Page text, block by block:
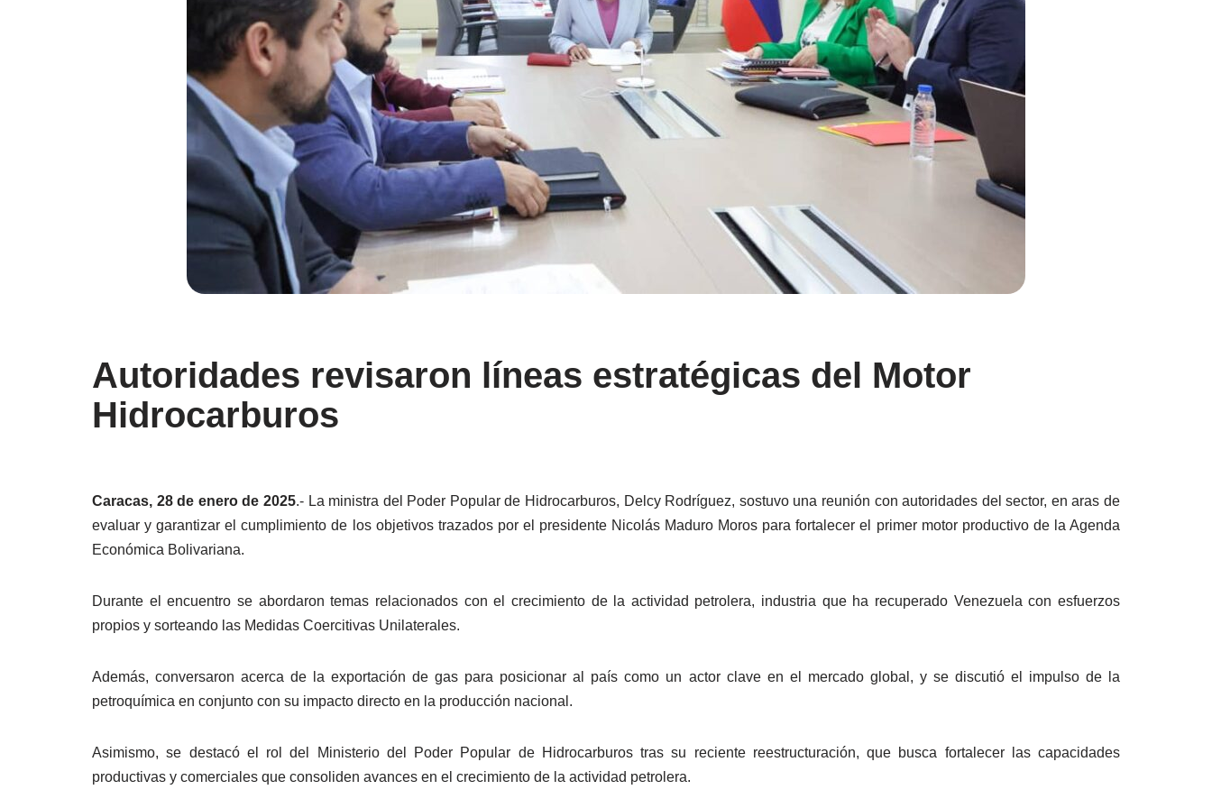
Autoridades revisaron líneas estratégicas del Motor
Hidrocarburos
Caracas, 28 de enero de 2025.- La ministra del Poder Popular de Hidrocarburos, Delcy Rodríguez, sostuvo una reunión con autoridades del sector, en aras de
evaluar y garantizar el cumplimiento de los objetivos trazados por el presidente Nicolás Maduro Moros para fortalecer el primer motor productivo de la Agenda
Económica Bolivariana.
Durante el encuentro se abordaron temas relacionados con el crecimiento de la actividad petrolera, industria que ha recuperado Venezuela con esfuerzos
propios y sorteando las Medidas Coercitivas Unilaterales.
Además, conversaron acerca de la exportación de gas para posicionar al país como un actor clave en el mercado global, y se discutió el impulso de la
petroquímica en conjunto con su impacto directo en la producción nacional.
Asimismo, se destacó el rol del Ministerio del Poder Popular de Hidrocarburos tras su reciente reestructuración, que busca fortalecer las capacidades
productivas y comerciales que consoliden avances en el crecimiento de la actividad petrolera.